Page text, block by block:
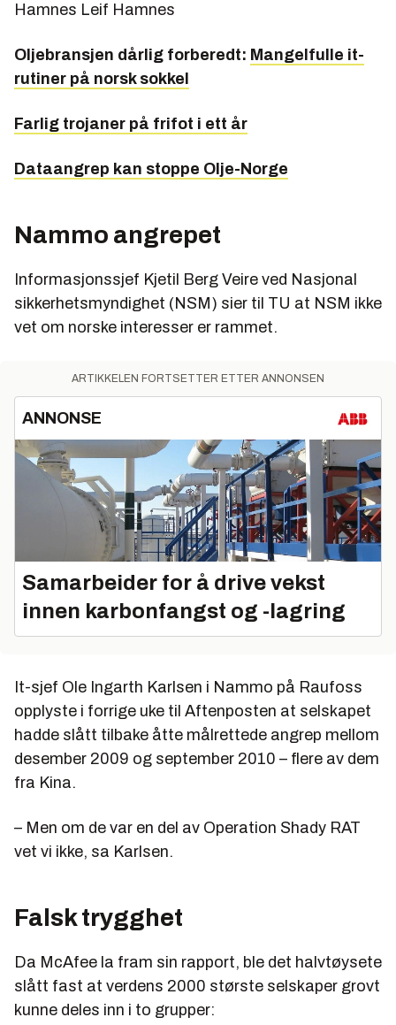
Hamnes Leif Hamnes
Oljebransjen dårlig forberedt: Mangelfulle it-
rutiner på norsk sokkel
Farlig trojaner på frifot i ett år
Dataangrep kan stoppe Olje-Norge
Nammo angrepet
Informasjonssjef Kjetil Berg Veire ved Nasjonal
sikkerhetsmyndighet (NSM) sier til TU at NSM ikke
vet om norske interesser er rammet.
ARTIKKELEN FORTSETTER ETTER ANNONSEN
ANNONSE
Samarbeider for å drive vekst
innen karbonfangst og -lagring
It-sjef Ole Ingarth Karlsen i Nammo på Raufoss
opplyste i forrige uke til Aftenposten at selskapet
hadde slått tilbake åtte målrettede angrep mellom
desember 2009 og september 2010 – flere av dem
fra Kina.
– Men om de var en del av Operation Shady RAT
vet vi ikke, sa Karlsen.
Falsk trygghet
Da McAfee la fram sin rapport, ble det halvtøysete
slått fast at verdens 2000 største selskaper grovt
kunne deles inn i to grupper: